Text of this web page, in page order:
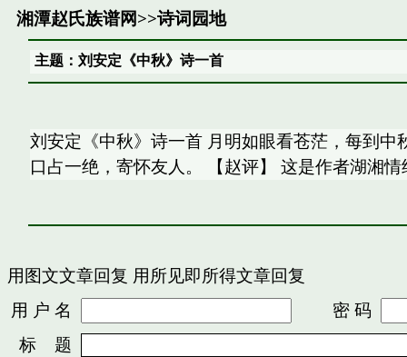
湘潭赵氏族谱网>>诗词园地
主题：刘安定《中秋》诗一首
刘安定《中秋》诗一首 月明如眼看苍茫，每到
口占一绝，寄怀友人。 【赵评】 这是作者湖湘
用图文文章回复 用所见即所得文章回复
用 户 名
密 码
标 题